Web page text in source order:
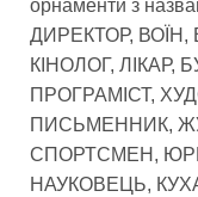
орнаменти з
ДИРЕКТОР,
КІНОЛОГ, ЛІКАР,
ПРОГРАМІСТ,
ПИСЬМЕННИК,
СПОРТСМЕН,
НАУКОВЕЦЬ,